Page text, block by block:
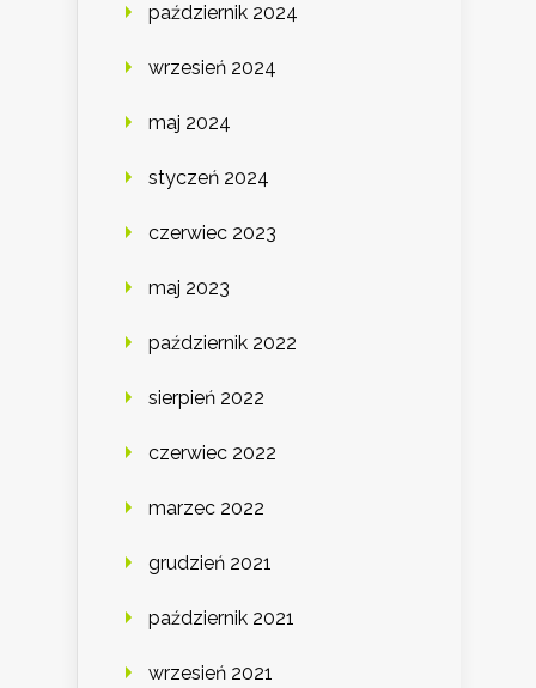
październik 2024
wrzesień 2024
maj 2024
styczeń 2024
czerwiec 2023
maj 2023
październik 2022
sierpień 2022
czerwiec 2022
marzec 2022
grudzień 2021
październik 2021
wrzesień 2021